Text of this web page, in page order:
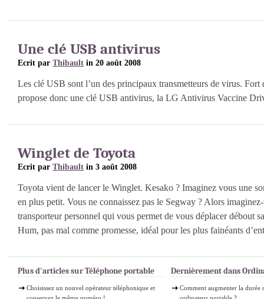
Une clé USB antivirus
Ecrit par Thibault in 20 août 2008
Les clé USB sont l’un des principaux transmetteurs de virus. Fort
propose donc une clé USB antivirus, la LG Antivirus Vaccine
Winglet de Toyota
Ecrit par Thibault in 3 août 2008
Toyota vient de lancer le Winglet. Kesako ? Imaginez vous une
en plus petit. Vous ne connaissez pas le Segway ? Alors
transporteur personnel qui vous permet de vous déplacer débout
Hum, pas mal comme promesse, idéal pour les plus fainéants
Plus d'articles sur Téléphone portable
Choisissez un nouvel opérateur téléphonique et
Dernièrement dans
Comment augmenter la durée